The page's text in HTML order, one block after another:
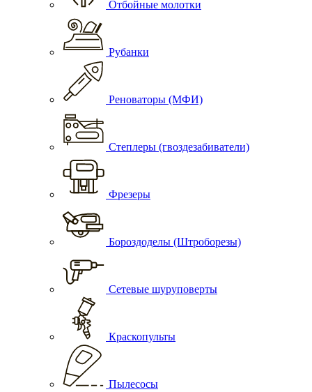
Отбойные молотки
Рубанки
Реноваторы (МФИ)
Степлеры (гвоздезабиватели)
Фрезеры
Бороздоделы (Штроборезы)
Сетевые шуруповерты
Краскопульты
Пылесосы